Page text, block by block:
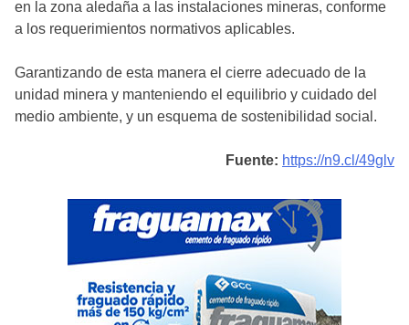
en la zona aledaña a las instalaciones mineras, conforme
a los requerimientos normativos aplicables.
Garantizando de esta manera el cierre adecuado de la
unidad minera y manteniendo el equilibrio y cuidado del
medio ambiente, y un esquema de sostenibilidad social.
Fuente: https://n9.cl/49glv